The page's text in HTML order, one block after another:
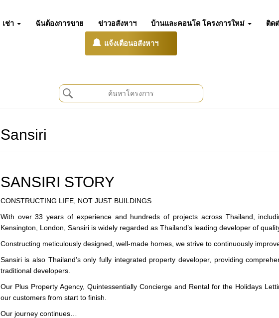
เช่า ฉันต้องการขาย ข่าวอสังหาฯ บ้านและคอนโด โครงการใหม่ ติด
แจ้งเตือนอสังหาฯ
Sansiri
SANSIRI STORY
CONSTRUCTING LIFE, NOT JUST BUILDINGS
With over 33 years of experience and hundreds of projects across Thailand,
Kensington, London, Sansiri is widely regarded as Thailand’s leading developer of
Constructing meticulously designed, well-made homes, we strive to continuously
Sansiri is also Thailand’s only fully integrated property developer, providing
traditional developers.
Our Plus Property Agency, Quintessentially Concierge and Rental for the Holidays
our customers from start to finish.
Our journey continues…